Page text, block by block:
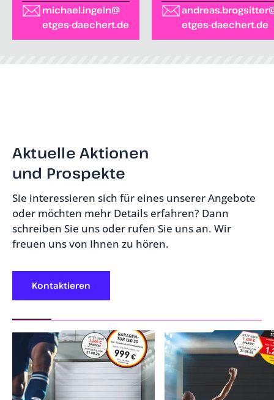
michael.ingeln@
etges-daechert.de
etges-daechert.de
Aktuelle Aktionen
und Prospekte
Sie interessieren sich für eines unserer Angebote
oder möchten mehr Details erfahren? Dann
schreiben Sie uns oder rufen Sie uns an. Wir
freuen uns von Ihnen zu hören.
Kontaktieren